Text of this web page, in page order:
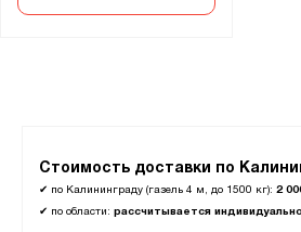
Стоимость доставки по
✔ по Калининграду (газель 4 м, до 1500 кг): 2
✔ по области: рассчитывается индивидуально